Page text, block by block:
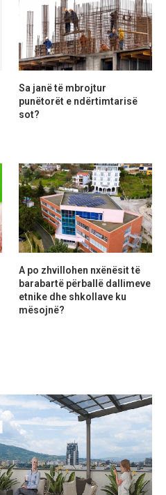
Sa janë të mbrojtur
punëtorët e ndërtimtarisë
sot?
A po zhvillohen nxënësit të
barabartë përballë dallimeve
etnike dhe shkollave ku
mësojnë?